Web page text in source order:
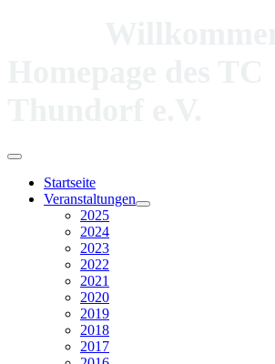
Startseite
Veranstaltungen
2025
2024
2023
2022
2021
2020
2019
2018
2017